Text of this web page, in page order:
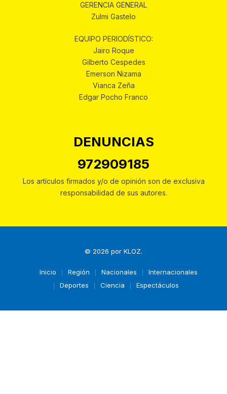
GERENCIA GENERAL
Zulmi Gastelo
EQUIPO PERIODÍSTICO:
Jairo Roque
Gilberto Cespedes
Emerson Nizama
Vianca Zeña
Edgar Pocho Franco
DENUNCIAS
972909185
Los artículos firmados y/o de opinión son de exclusiva
responsabilidad de sus autores.
© 2026 por KLOZ.
Inicio Región Nacionales
Internacionales
Deportes
Ciencia Espectáculos